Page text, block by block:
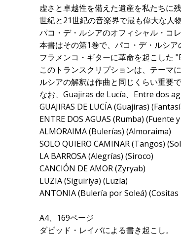
虚さと卓越性を備えた遺産を私たちに
世紀と21世紀の音楽界で最も偉大な人
パコ・デ・ルシアのオフィシャル・コ
本書はその第1巻で、パコ・デ・ルシ
フラメンコ・ギターに革命を起こした
このトランスクリプションは、テーマ
ルシアの解釈は作曲と同じくらい重要で
なお、Guajiras de Lucía、Entre dos
GUAJIRAS DE LUCÍA (Guajiras)
ENTRE DOS AGUAS (Rumba) (Fuente
ALMORAIMA (Bulerías) (Almoraima)
SOLO QUIERO CAMINAR (Tangos)
LA BARROSA (Alegrías) (Siroco)
CANCIÓN DE AMOR (Zyryab)
LUZIA (Siguiriya) (Luzía)
ANTONIA (Bulería por Soleá) (Cositas
A4、169ページ
ダビッド・レイバによる書き起こし。